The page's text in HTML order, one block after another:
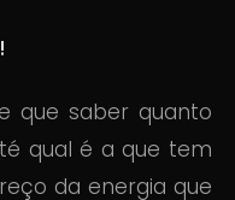
que saber quanto
qual é a que tem
da energia que